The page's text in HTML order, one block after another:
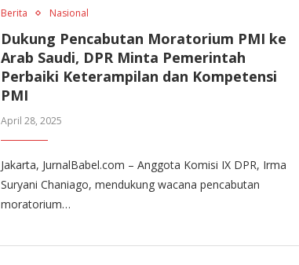
Berita Nasional
Dukung Pencabutan Moratorium PMI ke
Arab Saudi, DPR Minta Pemerintah
Perbaiki Keterampilan dan Kompetensi
PMI
April 28, 2025
Jakarta, JurnalBabel.com – Anggota Komisi IX DPR, Irma
Suryani Chaniago, mendukung wacana pencabutan
moratorium…